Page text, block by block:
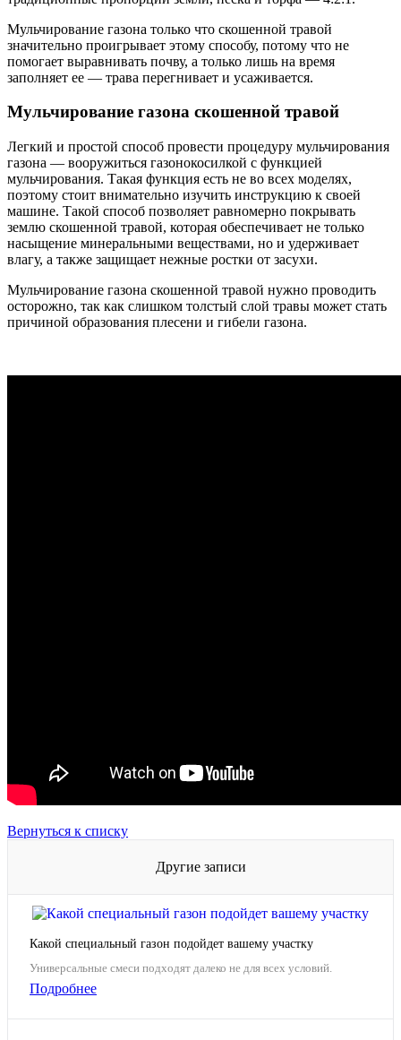
Мульчирование газона только что скошенной травой
значительно проигрывает этому способу, потому что не
помогает выравнивать почву, а только лишь на время
заполняет ее — трава перегнивает и усаживается.
Мульчирование газона скошенной травой
Легкий и простой способ провести процедуру мульчирования
газона — вооружиться газонокосилкой с функцией
мульчирования. Такая функция есть не во всех моделях,
поэтому стоит внимательно изучить инструкцию к своей
машине. Такой способ позволяет равномерно покрывать
землю скошенной травой, которая обеспечивает не только
насыщение минеральными веществами, но и удерживает
влагу, а также защищает нежные ростки от засухи.
Мульчирование газона скошенной травой нужно проводить
осторожно, так как слишком толстый слой травы может стать
причиной образования плесени и гибели газона.
Вернуться к списку
Другие записи
Какой специальный газон подойдет вашему участку
Универсальные смеси подходят далеко не для всех условий.
Подробнее